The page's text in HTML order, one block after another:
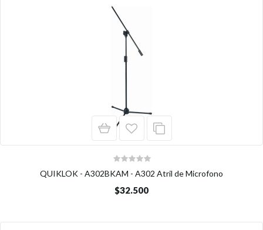
QUIKLOK - A302BKAM - A302 Atril de Microfono
$32.500